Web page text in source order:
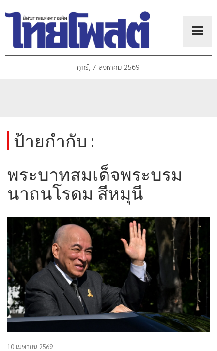
ศุกร์, 7 สิงหาคม 2569
ป้ายกำกับ :
พระบาทสมเด็จพระบรม
นาถนโรดม สีหมุนี
10 เมษายน 2569